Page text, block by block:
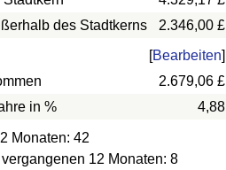
des Stadtkerns 2.346,00 £
[Bearbeiten]
2.679,06 £
in %
4,88
Monaten: 42
12 Monaten: 8